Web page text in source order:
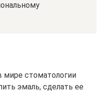
мире стоматологии
эмаль, сделать ее